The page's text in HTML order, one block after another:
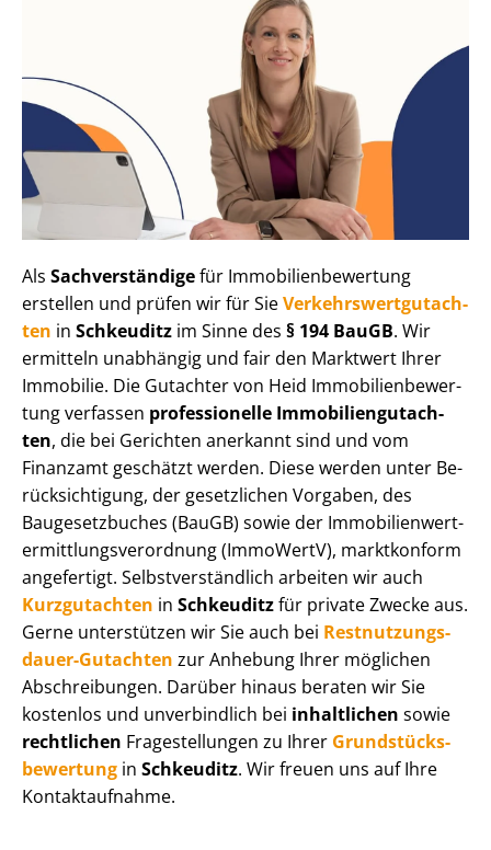
Als Sachverständigefür Im­mo­bi­li­en­be­wer­tung
erstellen und prüfen wir für SieVer­kehrs­wert­gut­ach­
ten in Schkeuditz im Sinne des § 194 BauGB. Wir
ermitteln unabhängig und fair den Marktwert Ihrer
Immobilie. Die Gutachter von Heid Im­mo­bi­li­en­be­wer­
tung verfassen professionelle Im­mo­bi­li­en­gut­ach­
ten, die bei Gerichten anerkannt sind und vom
Finanzamt geschätzt werden. Diese werden unter Be­
rück­sich­ti­gung, der gesetzlichen Vorgaben, des
Baugesetzbuches (BauGB) sowie der Im­mo­bi­li­en­wert­
ermitt­lungs­ver­ord­nung (ImmoWertV), marktkonform
angefertigt. Selbst­ver­ständ­lich arbeiten wir auch
Kurzgutachten in Schkeuditzfür private Zwecke aus.
Gerne unterstützen wir Sie auch bei Rest­nut­zungs­
dau­er-Gutachten zur Anhebung Ihrer möglichen
Abschreibungen. Darüber hinaus beraten wir Sie
kostenlos und unverbindlich bei inhaltlichen sowie
rechtlichen Fragestellungen zu Ihrer Grund­stücks­
be­wer­tung in Schkeuditz. Wir freuen uns auf Ihre
Kontaktaufnahme.